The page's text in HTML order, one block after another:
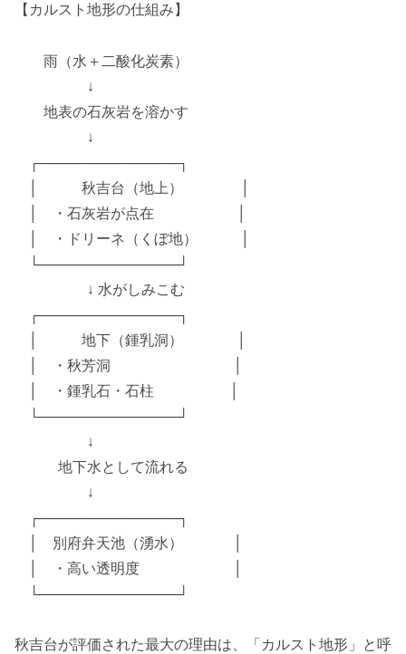
【カルスト地形の仕組み】
雨（水＋二酸化炭素）
↓
地表の石灰岩を溶かす
↓
┌──────────────┐
│ 秋吉台（地上） │
│ ・石灰岩が点在 │
│ ・ドリーネ（くぼ地） │
└──────────────┘
↓ 水がしみこむ
┌──────────────┐
│ 地下（鍾乳洞） │
│ ・秋芳洞 │
│ ・鍾乳石・石柱 │
└──────────────┘
↓
地下水として流れる
↓
┌──────────────┐
│ 別府弁天池（湧水） │
│ ・高い透明度 │
└──────────────┘
秋吉台が評価された最大の理由は、「カルスト地形」と呼